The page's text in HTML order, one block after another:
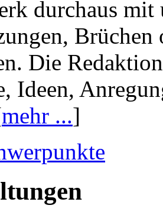
durchaus mit
Brüchen
Die
Ideen,
mehr ...]